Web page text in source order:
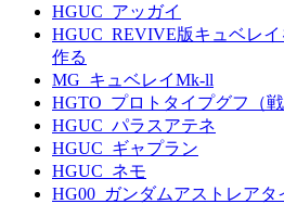
HGUC_アッガイ
HGUC_REVIVE版キュベレ
作る
MG_キュベレイMk-ll
HGTO_プロトタイプグフ（戦
HGUC_パラスアテネ
HGUC_ギャプラン
HGUC_ネモ
HG00_ガンダムアストレアタ